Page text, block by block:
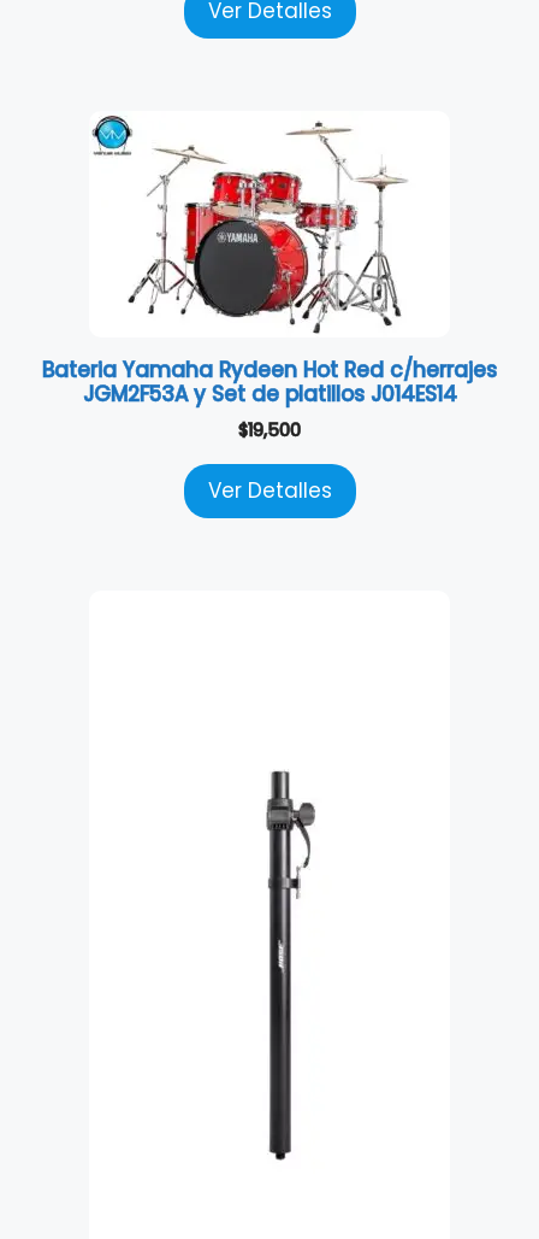
Ver Detalles
Bateria Yamaha Rydeen Hot Red c/herrajes
JGM2F53A y Set de platillos J014ES14
$19,500
Ver Detalles